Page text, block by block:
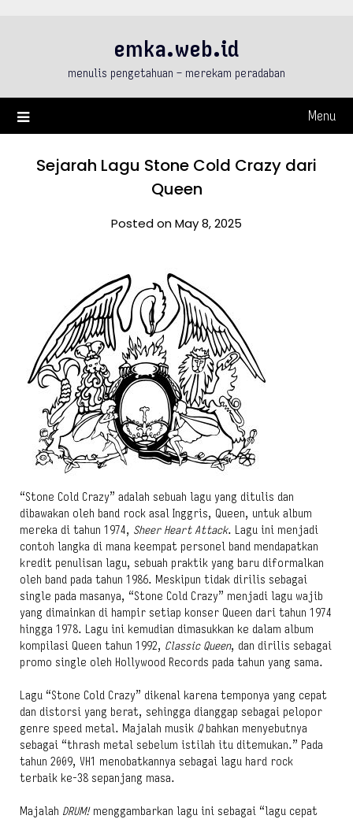
emka.web.id
menulis pengetahuan – merekam peradaban
Menu
Sejarah Lagu Stone Cold Crazy dari
Queen
Posted on May 8, 2025
“Stone Cold Crazy” adalah sebuah lagu yang ditulis dan
dibawakan oleh band rock asal Inggris, Queen, untuk album
mereka di tahun 1974, Sheer Heart Attack. Lagu ini menjadi
contoh langka di mana keempat personel band mendapatkan
kredit penulisan lagu, sebuah praktik yang baru diformalkan
oleh band pada tahun 1986. Meskipun tidak dirilis sebagai
single pada masanya, “Stone Cold Crazy” menjadi lagu wajib
yang dimainkan di hampir setiap konser Queen dari tahun 1974
hingga 1978. Lagu ini kemudian dimasukkan ke dalam album
kompilasi Queen tahun 1992, Classic Queen, dan dirilis sebagai
promo single oleh Hollywood Records pada tahun yang sama.
Lagu “Stone Cold Crazy” dikenal karena temponya yang cepat
dan distorsi yang berat, sehingga dianggap sebagai pelopor
genre speed metal. Majalah musik Qbahkan menyebutnya
sebagai “thrash metal sebelum istilah itu ditemukan.” Pada
tahun 2009, VH1 menobatkannya sebagai lagu hard rock
terbaik ke-38 sepanjang masa.
Majalah DRUM!menggambarkan lagu ini sebagai “lagu cepat